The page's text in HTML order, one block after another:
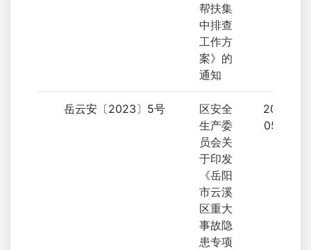
帮扶集
中排查
工作方
案》的
通知
岳云安〔2023〕5号
区安全
生产委
员会关
于印发
《岳阳
市云溪
区重大
事故隐
患专项
2023-
05-25